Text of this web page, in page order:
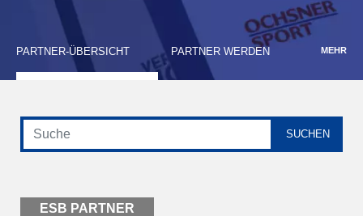
PARTNER-ÜBERSICHT PARTNER WERDEN MEHR
ESB PARTNER